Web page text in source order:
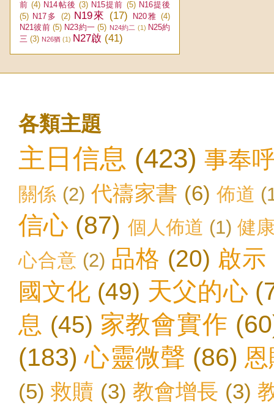
前 (4) N14帖後 (3) N15提前 (5) N16提後
(5) N17多 (2) N19來 (17) N20雅 (4)
N21彼前 (5) N23約一 (5) N24約二 (1) N25約
三 (3) N26猶 (1) N27啟 (41)
各類主題
主日信息 (423) 事奉
關係 (2) 代禱家書 (6) 佈道
信心 (87) 個人佈道 (1) 健
心合意 (2) 品格 (20) 啟示
國文化 (49) 天父的心
息 (45) 家教會實作
(183) 心靈微聲 (86)
(5) 救贖 (3) 教會增長 (3)